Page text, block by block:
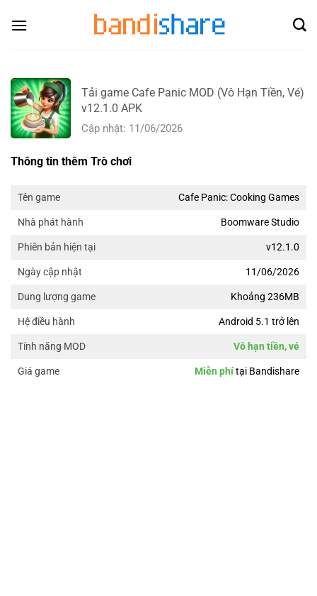
Tải game Cafe Panic MOD (Vô Hạn Tiền, Vé)
v12.1.0 APK
Cập nhật: 11/06/2026
Thông tin thêm Trò chơi
Tên game Cafe Panic: Cooking Games
Nhà phát hành Boomware Studio
Phiên bản hiện tại v12.1.0
Ngày cập nhật 11/06/2026
Dung lượng game Khoảng 236MB
Hệ điều hành Android 5.1 trở lên
Tính năng MOD Vô hạn tiền, vé
Giá game Miễn phítại Bandishare